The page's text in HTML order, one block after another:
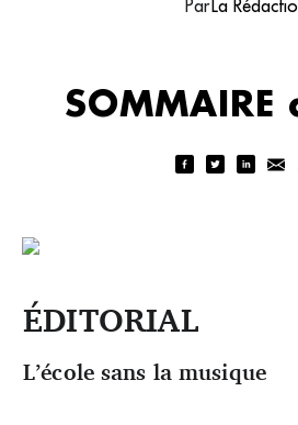
Par La
SOMMAIRE
ÉDITORIAL
L’école sans la musique